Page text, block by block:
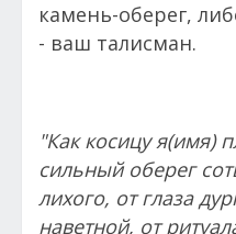
камень-оберег,
- ваш талисман.
"Как косицу я(имя)
сильный оберег
лихого, от глаза
наветной, от